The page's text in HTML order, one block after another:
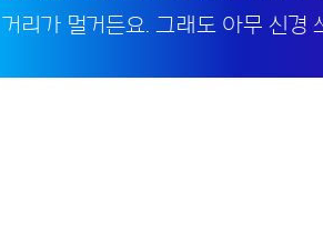
거리가 멀거든요. 그래도 아무 신경